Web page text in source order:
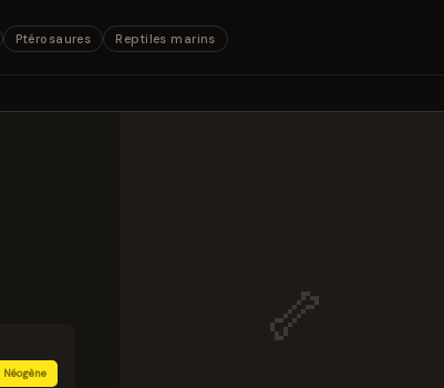
Ptérosaures Reptiles marins
Néogène
🦴